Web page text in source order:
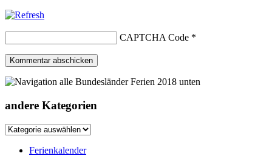
CAPTCHA Code *
andere Kategorien
andere
Ferienkalender